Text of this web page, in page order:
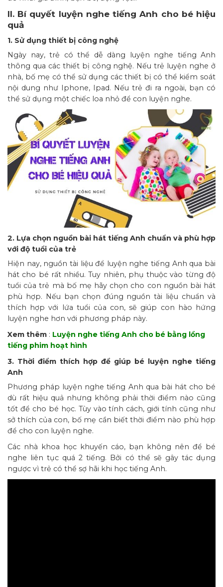
II. Bí quyết luyện nghe tiếng Anh cho bé hiệu
quả
1. Sử dụng thiết bị công nghệ
Ngày nay, trẻ có thể dễ dàng luyện nghe tiếng Anh
thông qua các thiết bị công nghệ. Nếu trẻ luyện nghe ở
nhà, bố mẹ có thể sử dụng các thiết bị có thể kiểm soát
nội dung như Iphone, Ipad. Nếu trẻ đi ra ngoài, bạn có
thể sử dụng một chiếc loa nhỏ để con luyện nghe.
2. Lựa chọn nguồn bài hát tiếng Anh chuẩn và phù hợp
với độ tuổi của trẻ
Hiện nay, nguồn tài liệu để luyện nghe tiếng Anh qua bài
hát cho bé rất nhiều. Tuy nhiên, phụ thuộc vào từng độ
tuổi của trẻ mà bố mẹ hãy chọn cho con nguồn bài hát
phù hợp. Nếu bạn chọn đúng nguồn tài liệu chuẩn và
thích hợp với lứa tuổi của con, sẽ giúp con hào hứng
luyện nghe hơn với phương pháp này.
Xem thêm : Luyện nghe tiếng Anh cho bé bằng lồng
tiếng phim hoạt hình
3. Thời điểm thích hợp để giúp bé luyện nghe tiếng
Anh
Phương pháp luyện nghe tiếng Anh qua bài hát cho bé
dù rất hiệu quả nhưng không phải thời điểm nào cũng
tốt để cho bé học. Tùy vào tính cách, giới tính cũng như
sở thích của con, bố mẹ cần biết thời điểm nào phù hợp
để cho con luyện nghe.
Các nhà khoa học khuyến cáo, bạn không nên để bé
nghe liên tục quá 2 tiếng. Bởi có thể sẽ gây tác dụng
ngược vì trẻ có thể sợ hãi khi học tiếng Anh.